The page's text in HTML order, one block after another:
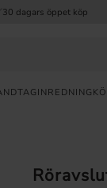
30 dagars öppet köp
INREDNING